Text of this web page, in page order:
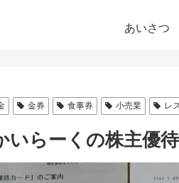
あいさつ
金券 食事券 小売業 レ
いらーくの株主優